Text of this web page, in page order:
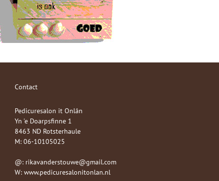
Contact
Pedicuresalon it Onlân
Yn 'e Doarpsfinne 1
8463 ND Rotsterhaule
M: 06-10105025
@: rikavanderstouwe@gmail.com
W: www.pedicuresalonitonlan.nl